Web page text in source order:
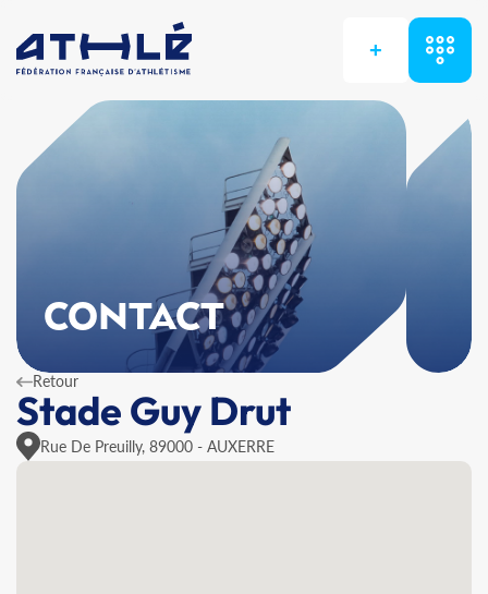
+
CONTACT
Retour
Stade Guy Drut
Rue De Preuilly, 89000 - AUXERRE